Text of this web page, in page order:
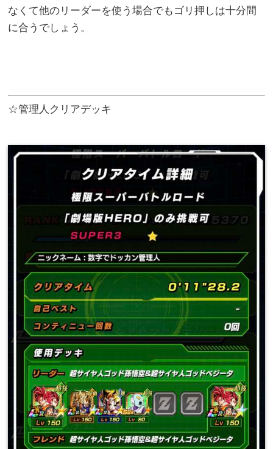
なくて他のリーダーを使う場合でもゴリ押しは十分間
に合うでしょう。
☆管理人クリアデッキ